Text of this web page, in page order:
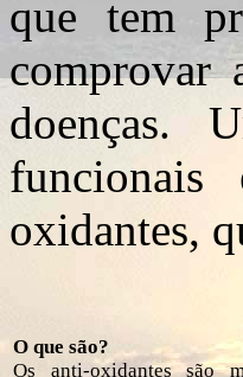
que tem
comprovar
doenças.
funcionais
oxidantes,
O que são?
Os anti-oxidantes são